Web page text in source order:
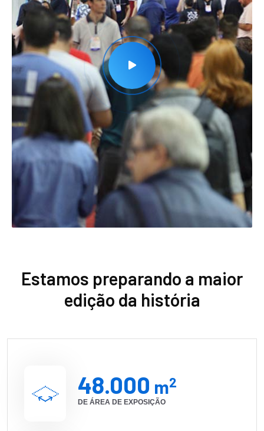
Estamos preparando a maior
edição da história
48.000 m2
DE ÁREA DE EXPOSIÇÃO